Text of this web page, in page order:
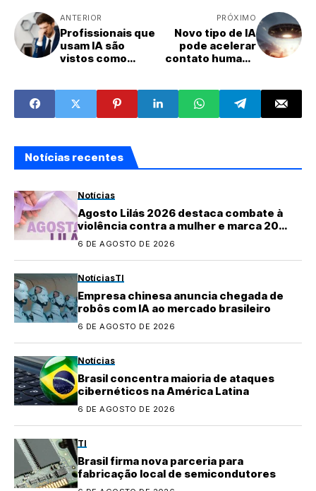
ANTERIOR
Profissionais que
usam IA são
vistos como
mostra pesquisa
PRÓXIMO
Novo tipo de IA
pode acelerar
contato humano
Notícias recentes
Notícias
Agosto Lilás 2026 destaca combate à
violência contra a mulher e marca 20
anos da Lei Maria da Penha
6 DE AGOSTO DE 2026
NotíciasTI
Empresa chinesa anuncia chegada de
robôs com IA ao mercado brasileiro
6 DE AGOSTO DE 2026
Notícias
Brasil concentra maioria de ataques
cibernéticos na América Latina
6 DE AGOSTO DE 2026
TI
Brasil firma nova parceria para
fabricação local de semicondutores